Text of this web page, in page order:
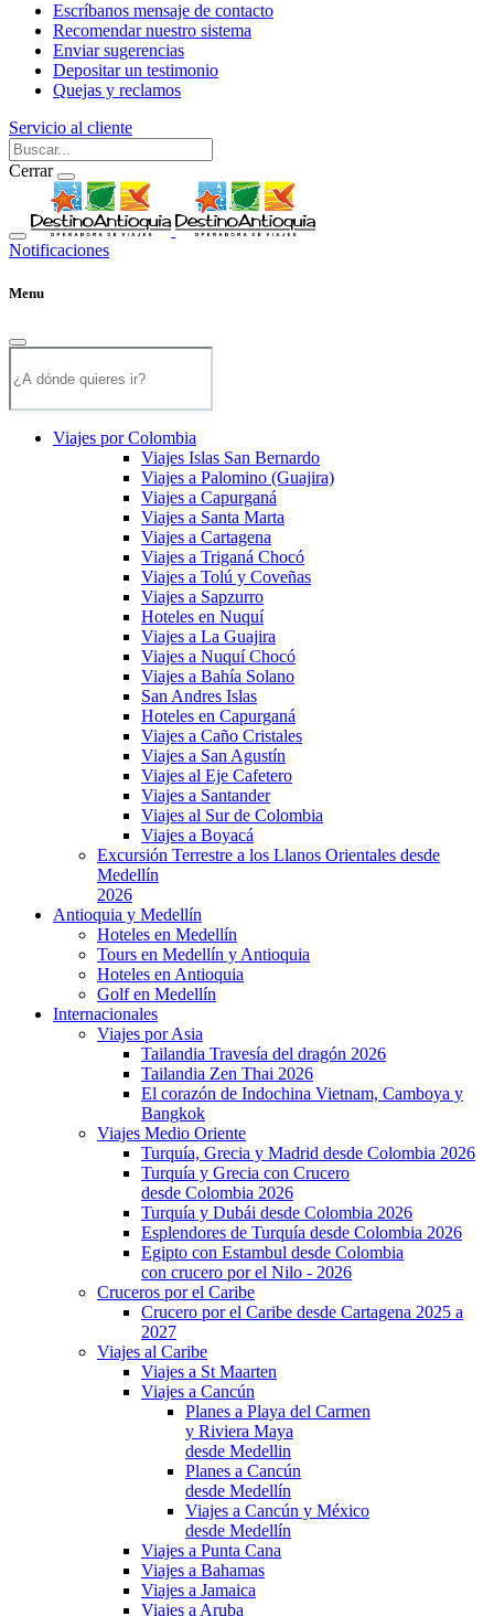
Escríbanos mensaje de contacto
Recomendar nuestro sistema
Enviar sugerencias
Depositar un testimonio
Quejas y reclamos
Servicio al cliente
Cerrar
Notificaciones
Menu
Viajes por Colombia
Viajes Islas San Bernardo
Viajes a Palomino (Guajira)
Viajes a Capurganá
Viajes a Santa Marta
Viajes a Cartagena
Viajes a Triganá Chocó
Viajes a Tolú y Coveñas
Viajes a Sapzurro
Hoteles en Nuquí
Viajes a La Guajira
Viajes a Nuquí Chocó
Viajes a Bahía Solano
San Andres Islas
Hoteles en Capurganá
Viajes a Caño Cristales
Viajes a San Agustín
Viajes al Eje Cafetero
Viajes a Santander
Viajes al Sur de Colombia
Viajes a Boyacá
Excursión Terrestre a los Llanos Orientales desde
Medellín
2026
Antioquia y Medellín
Hoteles en Medellín
Tours en Medellín y Antioquia
Hoteles en Antioquia
Golf en Medellín
Internacionales
Viajes por Asia
Tailandia Travesía del dragón 2026
Tailandia Zen Thai 2026
El corazón de Indochina Vietnam, Camboya y
Bangkok
Viajes Medio Oriente
Turquía, Grecia y Madrid desde Colombia 2026
Turquía y Grecia con Crucero
desde Colombia 2026
Turquía y Dubái desde Colombia 2026
Esplendores de Turquía desde Colombia 2026
Egipto con Estambul desde Colombia
con crucero por el Nilo - 2026
Cruceros por el Caribe
Crucero por el Caribe desde Cartagena 2025 a
2027
Viajes al Caribe
Viajes a St Maarten
Viajes a Cancún
Planes a Playa del Carmen
y Riviera Maya
desde Medellin
Planes a Cancún
desde Medellín
Viajes a Cancún y México
desde Medellín
Viajes a Punta Cana
Viajes a Bahamas
Viajes a Jamaica
Viajes a Aruba